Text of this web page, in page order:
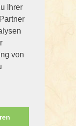
Ihrer
von